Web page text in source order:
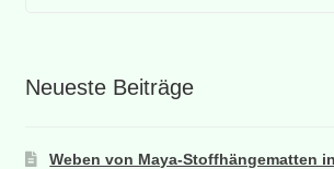
Neueste Beiträge
Weben von Maya-Stoffhängematten